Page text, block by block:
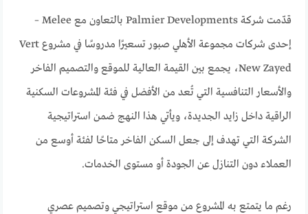
قدّمت شركة Palmier Developments بالتعاون مع Melee –
إحدى شركات مجموعة الأهلي صبور تسعيرًا مدروسًا في مشروع Vert
New Zayed، يجمع بين القيمة العالية للموقع والتصميم الفاخر
والأسعار التنافسية التي تُعد من الأفضل في فئة المشروعات السكنية
الراقية داخل زايد الجديدة، ويأتي هذا النهج ضمن استراتيجية
الشركة التي تهدف إلى جعل السكن الفاخر متاحًا لفئة أوسع من
العملاء دون التنازل عن الجودة أو مستوى الخدمات.
رغم ما يتمتع به المشروع من موقع استراتيجي وتصميم عصري